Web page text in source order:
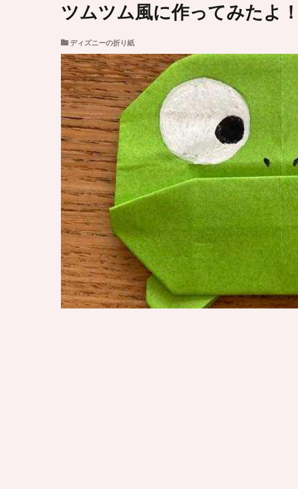
ツムツム風に作ってみたよ！
ディズニーの折り紙